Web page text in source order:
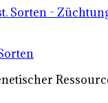
Sorten -